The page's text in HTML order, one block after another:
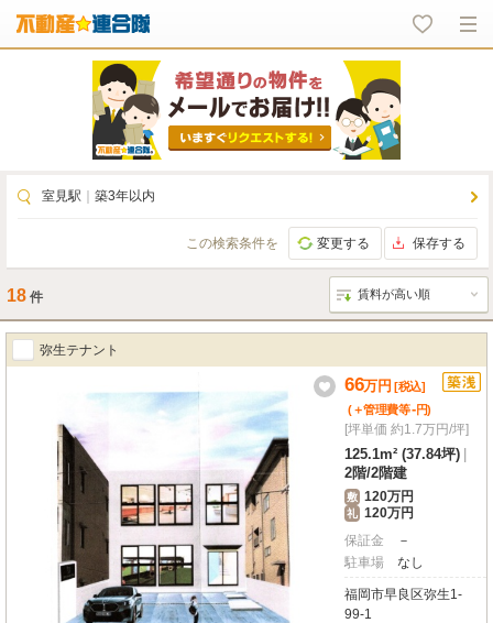
室見駅 築3年以内
この検索条件を 変更する 保存する
18 件
弥生テナント
66万円 [税込]
(＋管理費等-円)
[坪単価 約1.7万円/坪]
125.1m² (37.84坪)
2階/2階建
敷 120万円
礼 120万円
保証金
－
駐車場
なし
福岡市早良区弥生1-
99-1